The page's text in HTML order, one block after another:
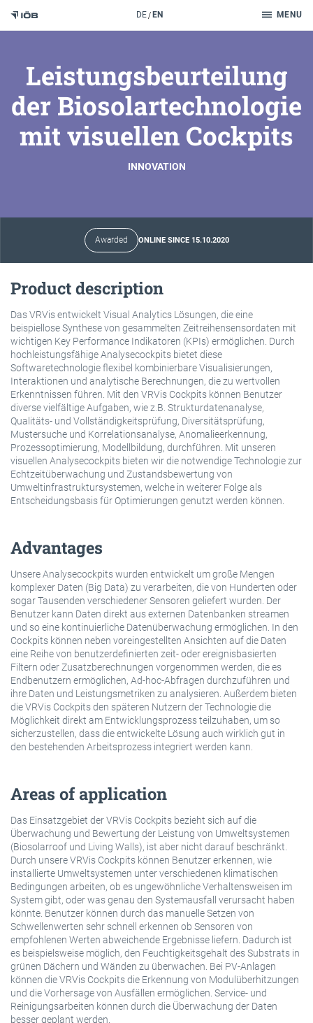
DE EN MENU
Leistungsbeurteilung
der Biosolartechnologie
mit visuellen Cockpits
INNOVATION
Awarded ONLINE SINCE 15.10.2020
Product description
Das VRVis entwickelt Visual Analytics Lösungen, die eine
beispiellose Synthese von gesammelten Zeitreihensensordaten mit
wichtigen Key Performance Indikatoren (KPIs) ermöglichen. Durch
hochleistungsfähige Analysecockpits bietet diese
Softwaretechnologie flexibel kombinierbare Visualisierungen,
Interaktionen und analytische Berechnungen, die zu wertvollen
Erkenntnissen führen. Mit den VRVis Cockpits können Benutzer
diverse vielfältige Aufgaben, wie z.B. Strukturdatenanalyse,
Qualitäts- und Vollständigkeitsprüfung, Diversitätsprüfung,
Mustersuche und Korrelationsanalyse, Anomalieerkennung,
Prozessoptimierung, Modellbildung, durchführen. Mit unseren
visuellen Analysecockpits bieten wir die notwendige Technologie zur
Echtzeitüberwachung und Zustandsbewertung von
Umweltinfrastruktursystemen, welche in weiterer Folge als
Entscheidungsbasis für Optimierungen genutzt werden können.
Advantages
Unsere Analysecockpits wurden entwickelt um große Mengen
komplexer Daten (Big Data) zu verarbeiten, die von Hunderten oder
sogar Tausenden verschiedener Sensoren geliefert wurden. Der
Benutzer kann Daten direkt aus externen Datenbanken streamen
und so eine kontinuierliche Datenüberwachung ermöglichen. In den
Cockpits können neben voreingestellten Ansichten auf die Daten
eine Reihe von benutzerdefinierten zeit- oder ereignisbasierten
Filtern oder Zusatzberechnungen vorgenommen werden, die es
Endbenutzern ermöglichen, Ad-hoc-Abfragen durchzuführen und
ihre Daten und Leistungsmetriken zu analysieren. Außerdem bieten
die VRVis Cockpits den späteren Nutzern der Technologie die
Möglichkeit direkt am Entwicklungsprozess teilzuhaben, um so
sicherzustellen, dass die entwickelte Lösung auch wirklich gut in
den bestehenden Arbeitsprozess integriert werden kann.
Areas of application
Das Einsatzgebiet der VRVis Cockpits bezieht sich auf die
Überwachung und Bewertung der Leistung von Umweltsystemen
(Biosolarroof und Living Walls), ist aber nicht darauf beschränkt.
Durch unsere VRVis Cockpits können Benutzer erkennen, wie
installierte Umweltsystemen unter verschiedenen klimatischen
Bedingungen arbeiten, ob es ungewöhnliche Verhaltensweisen im
System gibt, oder was genau den Systemausfall verursacht haben
könnte. Benutzer können durch das manuelle Setzen von
Schwellenwerten sehr schnell erkennen ob Sensoren von
empfohlenen Werten abweichende Ergebnisse liefern. Dadurch ist
es beispielsweise möglich, den Feuchtigkeitsgehalt des Substrats in
grünen Dächern und Wänden zu überwachen. Bei PV-Anlagen
können die VRVis Cockpits die Erkennung von Modulüberhitzungen
und die Vorhersage von Ausfällen ermöglichen. Service- und
Reinigungsarbeiten können durch die Überwachung der Daten
besser geplant werden.